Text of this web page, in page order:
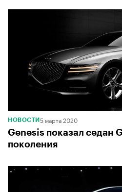
НОВОСТИ 5 марта 2020
Genesis показал седан
поколения